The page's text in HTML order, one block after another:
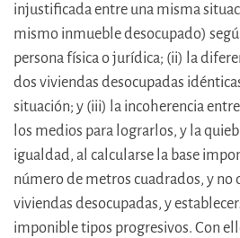
injustificada entre una misma
mismo inmueble desocupado)
persona física o jurídica; (ii) la
dos viviendas desocupadas
situación; y (iii) la incoherencia
los medios para lograrlos, y la
igualdad, al calcularse la base
número de metros cuadrados, y no
viviendas desocupadas, y
imponible tipos progresivos. Con